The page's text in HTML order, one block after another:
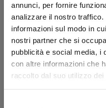
annunci, per fornire
analizzare il nostro traffico.
informazioni sul modo in
nostri partner che si
pubblicità e social media, i
con altre informazioni che
raccolto dal suo utilizzo
Quantità
AGGIUNGI